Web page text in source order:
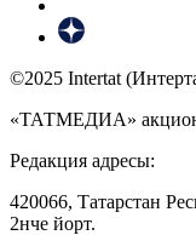
©2025 Intertat
«ТАТМЕДИА»
Редакция адресы:
420066, Татарстан
2нче йорт.